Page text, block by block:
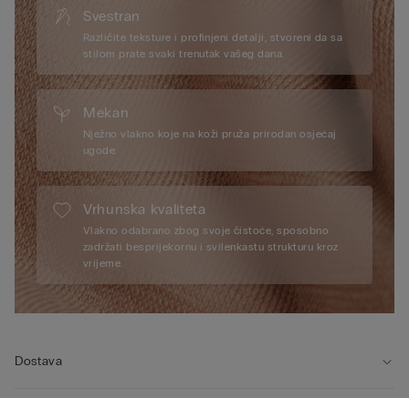
Svestran
Različite teksture i profinjeni detalji, stvoreni da sa
stilom prate svaki trenutak vašeg dana.
Mekan
Nježno vlakno koje na koži pruža prirodan osjećaj
ugode.
Vrhunska kvaliteta
Vlakno odabrano zbog svoje čistoće, sposobno
zadržati besprijekornu i svilenkastu strukturu kroz
vrijeme.
Dostava